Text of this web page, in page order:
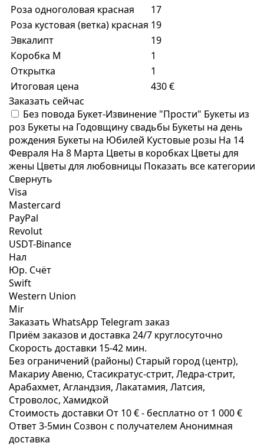
Роза одноголовая красная
17
Роза кустовая (ветка) красная 19
Эвкалипт
19
Коробка M
1
Открытка
1
Итоговая цена
430 €
Заказать сейчас
Без повода Букет-Извинение "Прости" Букеты из
роз Букеты на Годовщину свадьбы Букеты на день
рождения Букеты на Юбилей Кустовые розы На 14
Февраля На 8 Марта Цветы в коробках Цветы для
жены Цветы для любовницы Показать все категории
Свернуть
Visa
Mastercard
PayPal
Revolut
USDT-Binance
Нал
Юр. Счёт
Swift
Western Union
Mir
Заказать WhatsApp Telegram заказ
Приём заказов и доставка 24/7 круглосуточно
Скорость доставки 15-42 мин.
Без ограничений (районы) Старый город (центр),
Макариу Авеню, Стаcикратус-стрит, Ледра-стрит,
Арабахмет, Агландзия, Лакатамия, Латсия,
Строволос, Хамидкой
Стоимость доставки От 10 € - бесплатно от 1 000 €
Ответ 3-5мин Созвон с получателем Анонимная
доставка